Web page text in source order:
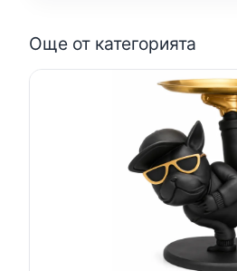
Още от категорията